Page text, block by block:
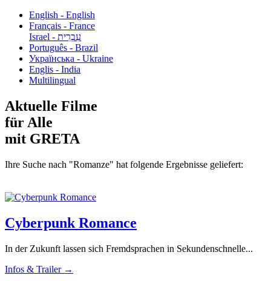
English - English
Français - France
עִבְרִית - Israel
Português - Brazil
Українська - Ukraine
Englis - India
Multilingual
Aktuelle Filme
für Alle
mit GRETA
Ihre Suche nach "Romanze" hat folgende Ergebnisse geliefert:
Cyberpunk Romance
In der Zukunft lassen sich Fremdsprachen in Sekundenschnelle...
Infos & Trailer →